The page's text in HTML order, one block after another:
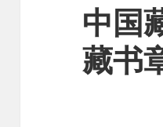
中国
藏书